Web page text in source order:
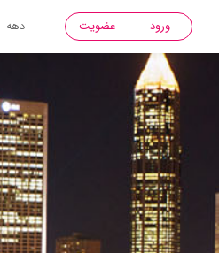
ورود عضویت دهه